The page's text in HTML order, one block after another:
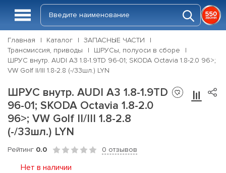
Главная Каталог
ЗАПАСНЫЕ ЧАСТИ
Трансмиссия, приводы
ШРУСы, полуоси в сборе
ШРУС внутр. AUDI A3 1.8-1.9TD 96-01; SKODA Octavia 1.8-2.0 96>;
VW Golf II/III 1.8-2.8 (-/33шл.) LYN
ШРУС внутр. AUDI A3 1.8-1.9TD
96-01; SKODA Octavia 1.8-2.0
96>; VW Golf II/III 1.8-2.8
(-/33шл.) LYN
Рейтинг 0.0 0 отзывов
Нет в наличии